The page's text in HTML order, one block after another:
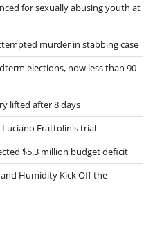
for sexually abusing youth at
murder in stabbing case
elections, now less than 90
lifted after 8 days
Luciano Frattolin's trial
$5.3 million budget deficit
Humidity Kick Off the